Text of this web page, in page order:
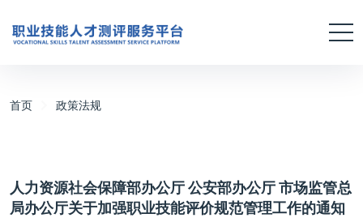
首页 政策法规
人力资源社会保障部办公厅 公安部办公厅 市场监管总
局办公厅关于加强职业技能评价规范管理工作的通知